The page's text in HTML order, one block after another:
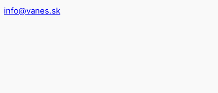
info@vanes.sk